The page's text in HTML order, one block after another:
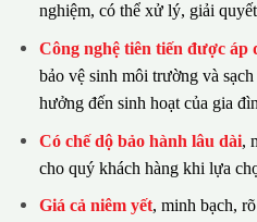
nghiệm, có thể xử lý, giải
Công nghệ tiên tiến được áp
bảo vệ sinh môi trường và
hưởng đến sinh hoạt của gia
Có chế dộ bảo hành lâu dài,
cho quý khách hàng khi lựa
Giá cả niêm yết, minh bạch,